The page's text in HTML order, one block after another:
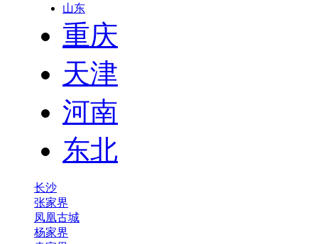
山东
重庆
天津
河南
东北
长沙
张家界
凤凰古城
杨家界